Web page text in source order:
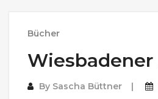
Bücher
Wiesbadener
By Sascha Büttner